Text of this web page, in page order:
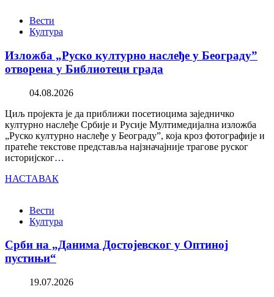
Вести
Култура
Изложба „Руско културно наслеђе у Београду”
отворена у Библиотеци града
04.08.2026
Циљ пројекта је да приближи посетиоцима заједничко
културно наслеђе Србије и Русије Мултимедијална изложба
„Руско културно наслеђе у Београду”, која кроз фотографије и
пратеће текстове представља најзначајније трагове руског
историјског…
НАСТАВАК
Вести
Култура
Срби на „Данима Достојевског у Оптиној
пустињи“
19.07.2026